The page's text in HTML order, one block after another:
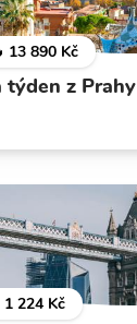
13 890 Kč
týden z Prahy
1 224 Kč